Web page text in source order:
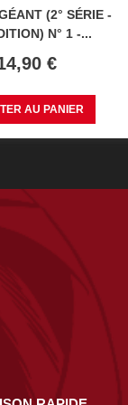
(2° SÉRIE -
N° 1 -...
€
AU PANIER